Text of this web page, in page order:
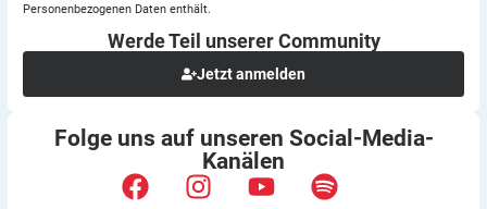
Personenbezogenen Daten enthält.
Werde Teil unserer Community
Jetzt anmelden
Folge uns auf unseren Social-Media-
Kanälen